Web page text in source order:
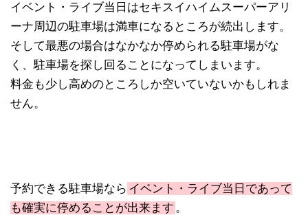
イベント・ライブ当日はセキスイハイムスーパーアリ
ーナ周辺の駐車場は満車になるところが続出します。
そして最悪の場合はなかなか停められる駐車場がな
く、駐車場を探し回ることになってしまいます。
料金も少し高めのところしか空いていないかもしれま
せん。
予約できる駐車場なら イベント・ライブ当日であって
も確実に停めることが出来ます 。